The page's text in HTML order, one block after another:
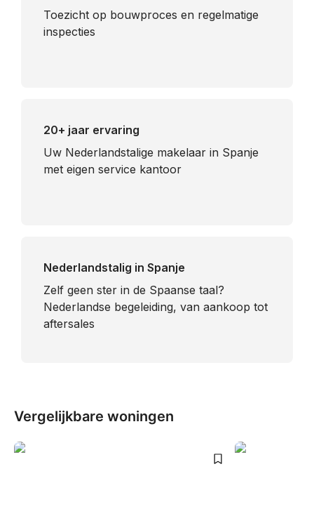
Toezicht op bouwproces en regelmatige
inspecties
20+ jaar ervaring
Uw Nederlandstalige makelaar in Spanje
met eigen service kantoor
Nederlandstalig in Spanje
​Zelf geen ster in de Spaanse taal?
Nederlandse begeleiding, van aankoop tot
aftersales
Vergelijkbare woningen